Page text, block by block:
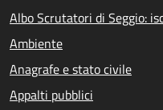
Albo Scrutatori di Seggio:
Ambiente
Anagrafe e stato civile
Appalti pubblici